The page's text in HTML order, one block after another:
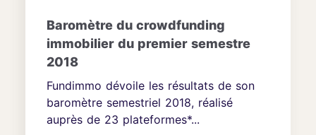
Baromètre du crowdfunding
immobilier du premier semestre
2018
Fundimmo dévoile les résultats de son
baromètre semestriel 2018, réalisé
auprès de 23 plateformes*...